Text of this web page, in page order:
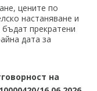
цените по
настаняване и
прекратени
дата за
на